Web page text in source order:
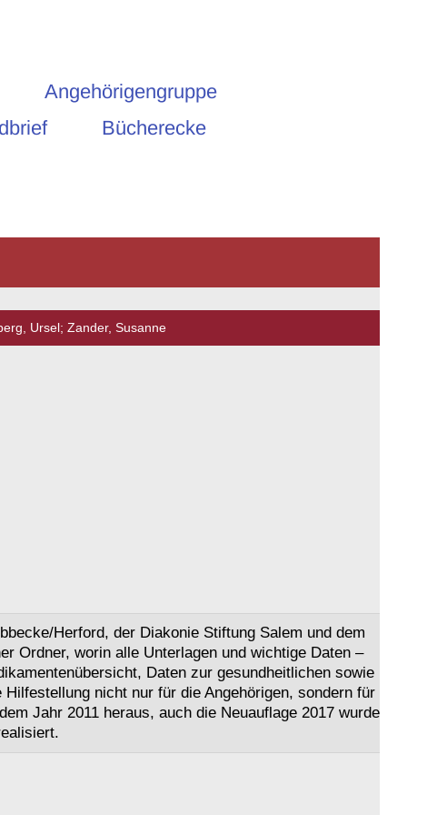
Angehörigengruppe
Bücherecke
Ursel; Zander, Susanne
Herford, der Diakonie Stiftung Salem und dem
Ordner, worin alle Unterlagen und wichtige Daten –
Daten zur gesundheitlichen sowie
nicht nur für die Angehörigen, sondern für
Jahr 2011 heraus, auch die Neuauflage 2017 wurde